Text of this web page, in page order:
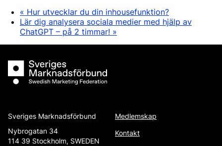
« Hur utvecklar du din inhousefunktion?
Lär dig analysera sociala medier med hjälp av
ChatGPT – på 2 timmar! »
Sveriges Marknadsförbund
Sveriges Marknadsförbund
Nybrogatan 34
114 39 Stockholm, SWEDEN
Medlemskap
Kontakt